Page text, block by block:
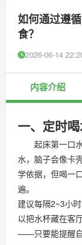
如何通过遵
食？
2026-06-14
内容介绍
一、定时
起床第一口水
水，脑子会像卡
学依据，但喝一
遍。
建议每隔2~3小
以把水杯藏在客
——只要能提醒自